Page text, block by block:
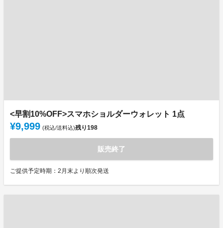
<早割10%OFF>スマホショルダーウォレット 1点
¥9,999 (税込/送料込)残り198
販売終了
ご提供予定時期：2月末より順次発送